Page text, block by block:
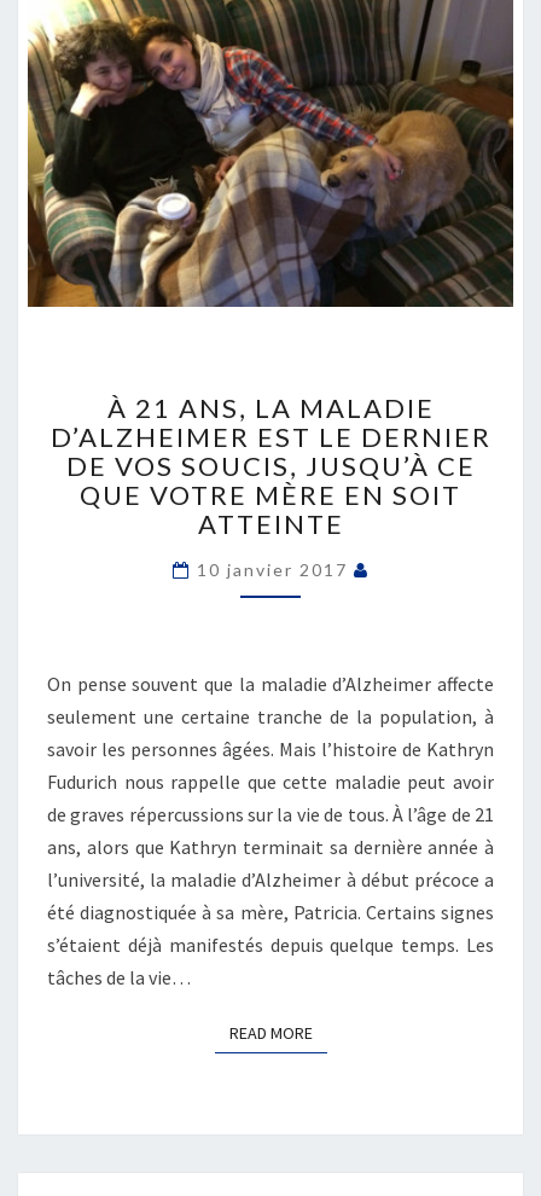
ANS,
LA
MALADIE
D’ALZHEIMER
EST
DERNIER
DE
JUSQU’À
CE
QUE
MÈRE
EN
SOIT
ATTEINTE
À 21 ANS, LA MALADIE
D’ALZHEIMER EST LE DERNIER
DE VOS SOUCIS, JUSQU’À CE
QUE VOTRE MÈRE EN SOIT
ATTEINTE
10 janvier 2017
On pense souvent que la maladie d’Alzheimer affecte
seulement une certaine tranche de la population, à
savoir les personnes âgées. Mais l’histoire de Kathryn
Fudurich nous rappelle que cette maladie peut avoir
de graves répercussions sur la vie de tous. À l’âge de 21
ans, alors que Kathryn terminait sa dernière année à
l’université, la maladie d’Alzheimer à début précoce a
été diagnostiquée à sa mère, Patricia. Certains signes
s’étaient déjà manifestés depuis quelque temps. Les
tâches de la vie…
READ MOREREAD MORE